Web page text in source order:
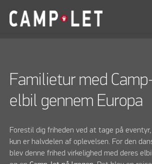
Familietur med
elbil gennem Europa
Forestil dig friheden ved at tage på
kun er halvdelen af oplevelsen. For den
blev denne frihed virkelighed med deres